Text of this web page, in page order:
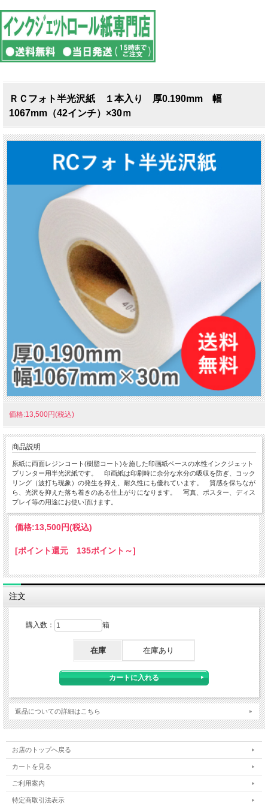
ＲＣフォト半光沢紙 １本入り 厚0.190mm 幅
1067mm（42インチ）×30ｍ
価格:13,500円(税込)
商品説明
原紙に両面レジンコート(樹脂コート)を施した印画紙ベースの水性インクジェット
プリンター用半光沢紙です。 印画紙は印刷時に余分な水分の吸収を防ぎ、コック
リング（波打ち現象）の発生を抑え、耐久性にも優れています。 質感を保ちなが
ら、光沢を抑えた落ち着きのある仕上がりになります。 写真、ポスター、ディス
プレイ等の用途にお使い頂けます。
価格:13,500円(税込)
[ポイント還元 135ポイント～]
注文
購入数： 箱
在庫 在庫あり
返品についての詳細はこちら
お店のトップへ戻る
カートを見る
ご利用案内
特定商取引法表示